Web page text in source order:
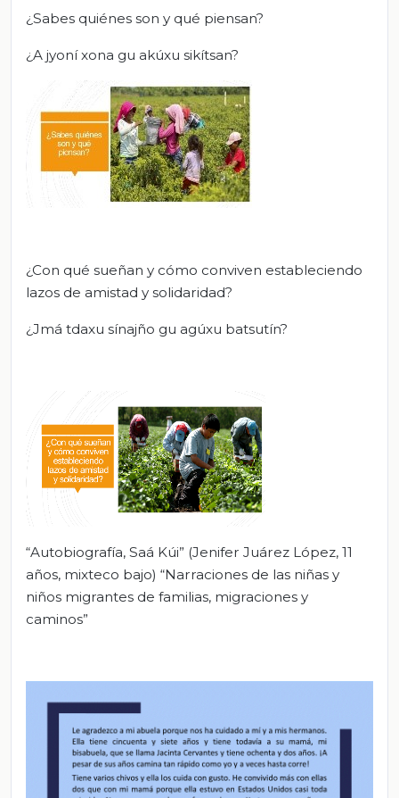
¿Sabes quiénes son y qué piensan?
¿A jyoní xona gu akúxu sikítsan?
¿Con qué sueñan y cómo conviven estableciendo
lazos de amistad y solidaridad?
¿Jmá tdaxu sínajño gu agúxu batsutín?
“Autobiografía, Saá Kúi” (Jenifer Juárez López, 11
años, mixteco bajo) “Narraciones de las niñas y
niños migrantes de familias, migraciones y
caminos”